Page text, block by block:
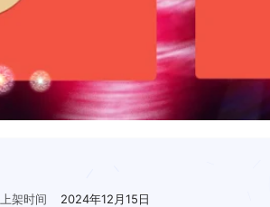
上架时间 2024年12月15日